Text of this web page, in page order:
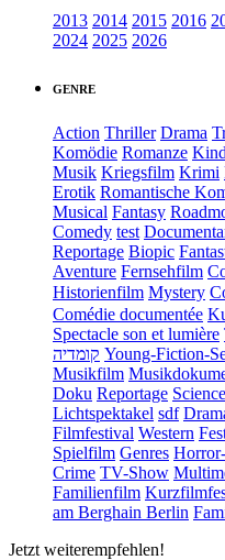
2013 2014 2015 2016
2024 2025 2026
GENRE
Action Thriller Drama
Komödie Romanze
Musik Kriegsfilm Krimi
Erotik Romantische
Musical Fantasy
Comedy test
Reportage Biopic
Aventure Fernsehfilm
Historienfilm Mystery
Comédie documentée
Spectacle son et lumière
קומדיה Young-Fiction-
Musikfilm
Doku Reportage
Lichtspektakel sdf
Filmfestival Western
Spielfilm Genres
Crime TV-Show
Familienfilm
am Berghain Berlin
Jetzt weiterempfehlen!